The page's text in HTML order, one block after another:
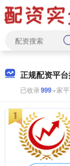
正规配资平
已收录999+家